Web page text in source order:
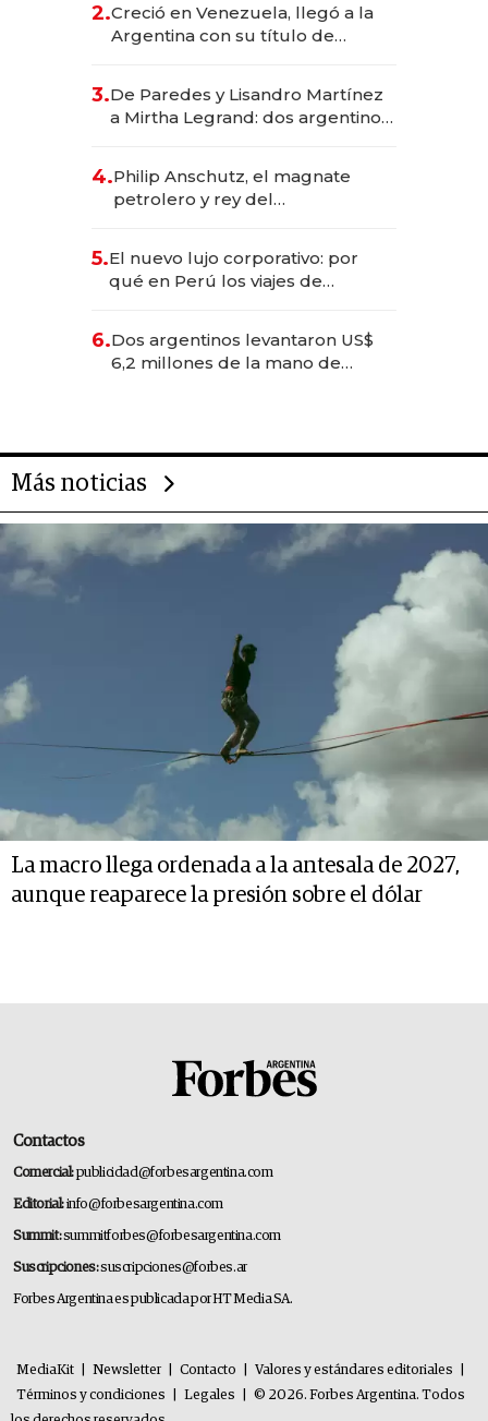
2.Creció en Venezuela, llegó a la
Argentina con su título de
las marcas "fast premium"
3.De Paredes y Lisandro Martínez
a Mirtha Legrand: dos argentinos
4.Philip Anschutz, el magnate
petrolero y rey del
Fénix
5.El nuevo lujo corporativo: por
qué en Perú los viajes de
para convertirse en experiencias
transformadoras
6.Dos argentinos levantaron US$
6,2 millones de la mano de
Más noticias
La macro llega ordenada a la antesala de 2027,
aunque reaparece la presión sobre el dólar
Contactos
Comercial:publicidad@forbesargentina.com
Editorial:info@forbesargentina.com
Summit:summitforbes@forbesargentina.com
Suscripciones:suscripciones@forbes.ar
Forbes Argentina es publicada por HT Media SA.
MediaKit Newsletter Contacto Valores y estándares editoriales
Términos y condiciones
Legales
© 2026. Forbes Argentina. Todos